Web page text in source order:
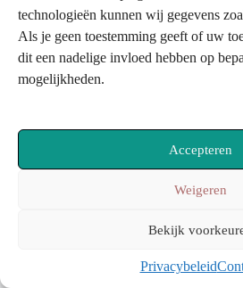
technologieën kunnen wij gegevens
Als je geen toestemming geeft of uw
dit een nadelige invloed hebben op
mogelijkheden.
Accepteren
Weigeren
Bekijk
Privacybeleid